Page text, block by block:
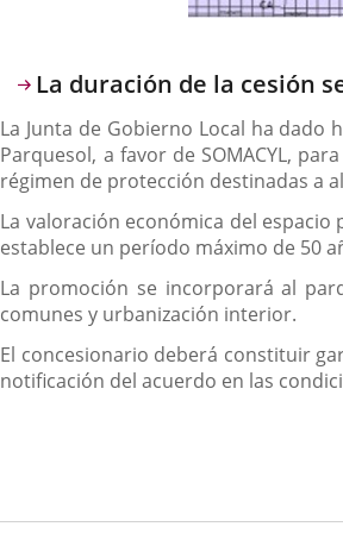
Descripción
La duración de la cesión
La Junta de Gobierno Local ha dado
Parquesol, a favor de SOMACYL,
régimen de protección destinadas a
La valoración económica del
establece un período máximo de 50
La promoción se incorporará al
comunes y urbanización interior.
El concesionario deberá constituir
notificación del acuerdo en las